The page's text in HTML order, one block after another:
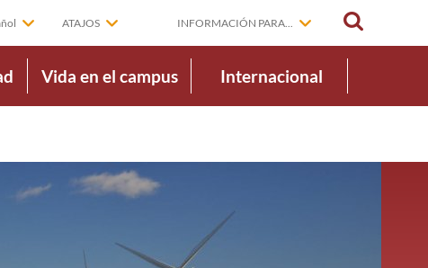
ATAJOS INFORMACIÓN PARA...
Vida en el campus Internacional